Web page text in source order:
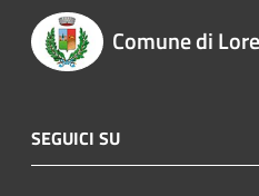
Comune di
SEGUICI SU